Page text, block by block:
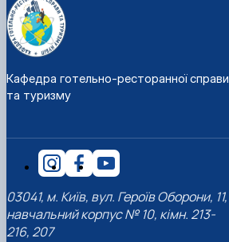
Кафедра готельно-ресторанної справи
та туризму
03041, м. Київ, вул. Героїв Оборони, 11,
навчальний корпус № 10, кімн. 213-
216, 207